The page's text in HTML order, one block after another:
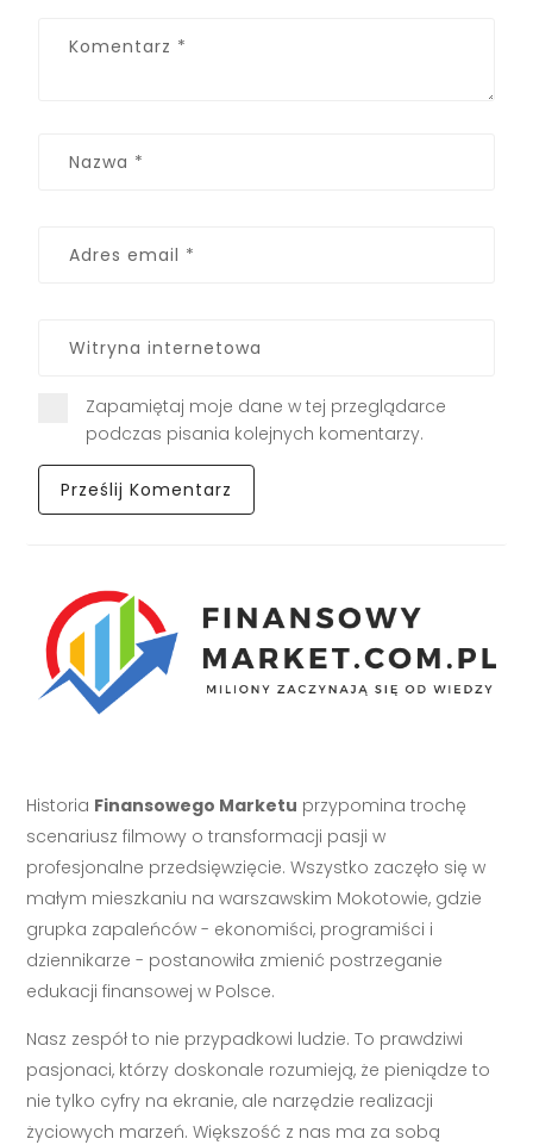
Zapamiętaj moje dane w tej przeglądarce
podczas pisania kolejnych komentarzy.
Historia Finansowego Marketu przypomina trochę
scenariusz filmowy o transformacji pasji w
profesjonalne przedsięwzięcie. Wszystko zaczęło się w
małym mieszkaniu na warszawskim Mokotowie, gdzie
grupka zapaleńców - ekonomiści, programiści i
dziennikarze - postanowiła zmienić postrzeganie
edukacji finansowej w Polsce.
Nasz zespół to nie przypadkowi ludzie. To prawdziwi
pasjonaci, którzy doskonale rozumieją, że pieniądze to
nie tylko cyfry na ekranie, ale narzędzie realizacji
życiowych marzeń. Większość z nas ma za sobą